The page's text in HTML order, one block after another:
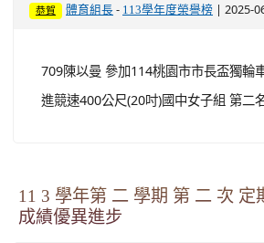
恭賀 體育組長 - 113學年度榮譽榜 | 2025-
709陳以曼 參加114桃園市市長盃獨輪
進競速400公尺(20吋)國中女子組 第二
11 3 學年第 二 學期 第 二 次 定
成績優異進步